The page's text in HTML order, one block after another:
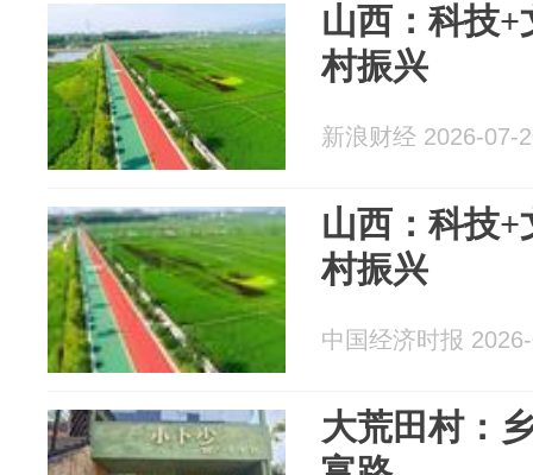
山西：科技
村振兴
新浪财经 2026-07-
山西：科技
村振兴
中国经济时报
大荒田村：